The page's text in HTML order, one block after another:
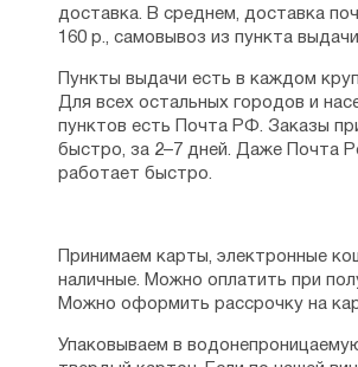
доставка. В среднем, доставка
160 р., самовывоз из пункта
Пункты выдачи есть в каждом
Для всех остальных городов и
пунктов есть Почта РФ. Заказы
быстро, за 2–7 дней. Даже Почта
работает быстро.
Принимаем карты, электронные
наличные. Можно оплатить при
Можно оформить рассрочку на
Упаковываем в